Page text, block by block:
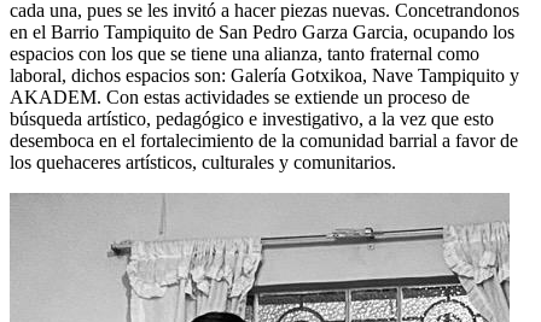
cada una, pues se les invitó a hacer piezas nuevas. Concetrandonos
en el Barrio Tampiquito de San Pedro Garza Garcia, ocupando los
espacios con los que se tiene una alianza, tanto fraternal como
laboral, dichos espacios son: Galería Gotxikoa, Nave Tampiquito y
AKADEM. Con estas actividades se extiende un proceso de
búsqueda artístico, pedagógico e investigativo, a la vez que esto
desemboca en el fortalecimiento de la comunidad barrial a favor de
los quehaceres artísticos, culturales y comunitarios.